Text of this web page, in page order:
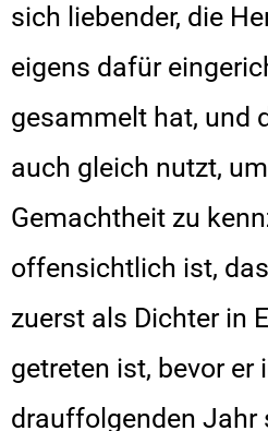
sich liebender, die
eigens dafür
gesammelt hat, und
auch gleich nutzt,
Gemachtheit zu
offensichtlich ist,
zuerst als Dichter in
getreten ist, bevor er
drauffolgenden Jahr